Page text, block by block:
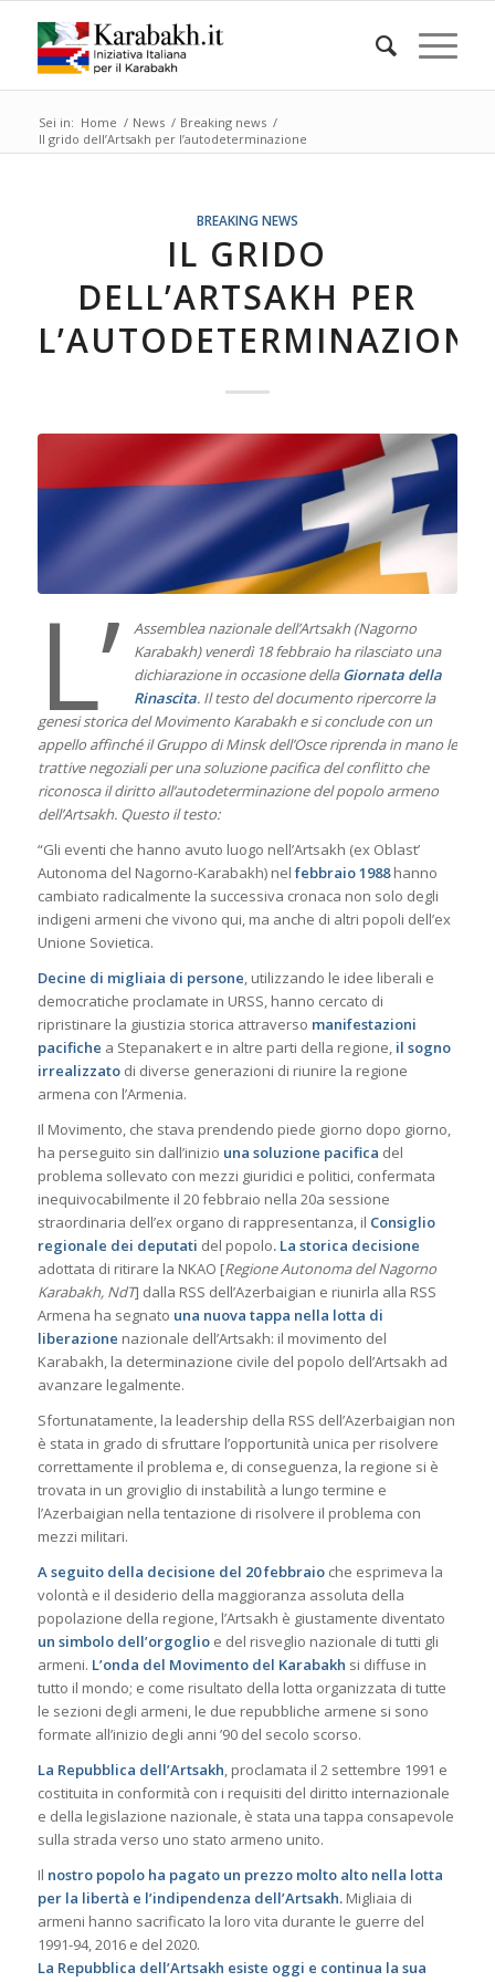
Sei in: Home / News / Breaking news /
Il grido dell’Artsakh per l’autodeterminazione
BREAKING NEWS
IL GRIDO
DELL’ARTSAKH PER
L’AUTODETERMINAZIONE
L’
Assemblea nazionale dell’Artsakh (Nagorno
Karabakh) venerdì 18 febbraio ha rilasciato una
dichiarazione in occasione dellaGiornata della
Rinascita. Il testo del documento ripercorre la
genesi storica del Movimento Karabakh e si conclude con un
appello affinché il Gruppo di Minsk dell’Osce riprenda in mano le
trattive negoziali per una soluzione pacifica del conflitto che
riconosca il diritto all’autodeterminazione del popolo armeno
dell’Artsakh. Questo il testo:
“Gli eventi che hanno avuto luogo nell’Artsakh (ex Oblast’
Autonoma del Nagorno-Karabakh) nel febbraio1988hanno
cambiato radicalmente la successiva cronaca non solo degli
indigeni armeni che vivono qui, ma anche di altri popoli dell’ex
Unione Sovietica.
Decine di migliaia di persone, utilizzando le idee liberali e
democratiche proclamate in URSS, hanno cercato di
ripristinare la giustizia storica attraverso manifestazioni
pacifiche a Stepanakert e in altre parti della regione, il sogno
irrealizzatodi diverse generazioni di riunire la regione
armena con l’Armenia.
Il Movimento, che stava prendendo piede giorno dopo giorno,
ha perseguito sin dall’inizio una soluzione pacifica del
problema sollevato con mezzi giuridici e politici, confermata
inequivocabilmente il 20 febbraio nella 20a sessione
straordinaria dell’ex organo di rappresentanza, il Consiglio
regionale dei deputati del popolo. La storica decisione
adottata di ritirare la NKAO [Regione Autonoma del Nagorno
Karabakh, NdT] dalla RSS dell’Azerbaigian e riunirla alla RSS
Armena ha segnato una nuova tappa nella lotta di
liberazione nazionale dell’Artsakh: il movimento del
Karabakh, la determinazione civile del popolo dell’Artsakh ad
avanzare legalmente.
Sfortunatamente, la leadership della RSS dell’Azerbaigian non
è stata in grado di sfruttare l’opportunità unica per risolvere
correttamente il problema e, di conseguenza, la regione si è
trovata in un groviglio di instabilità a lungo termine e
l’Azerbaigian nella tentazione di risolvere il problema con
mezzi militari.
A seguito della decisione del 20 febbraioche esprimeva la
volontà e il desiderio della maggioranza assoluta della
popolazione della regione, l’Artsakh è giustamente diventato
un simbolo dell’orgoglioe del risveglio nazionale di tutti gli
armeni. L’onda del Movimento del Karabakh si diffuse in
tutto il mondo; e come risultato della lotta organizzata di tutte
le sezioni degli armeni, le due repubbliche armene si sono
formate all’inizio degli anni ’90 del secolo scorso.
La Repubblica dell’Artsakh, proclamata il 2 settembre 1991 e
costituita in conformità con i requisiti del diritto internazionale
e della legislazione nazionale, è stata una tappa consapevole
sulla strada verso uno stato armeno unito.
Il nostro popolo ha pagato un prezzo molto alto nella lotta
per la libertà e l’indipendenza dell’Artsakh.Migliaia di
armeni hanno sacrificato la loro vita durante le guerre del
1991-94, 2016 e del 2020.
La Repubblica dell’Artsakh esiste oggi e continua la sua